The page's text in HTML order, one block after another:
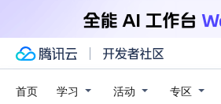
首页 学习 活动 专区